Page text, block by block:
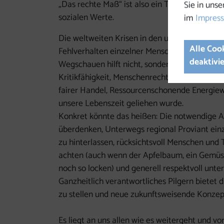
„Das rechte Maß“ ist also ein Thema unser
sozialen Werte.
Die weltweiten Krisen in den
Fehlverhalten einzelner Menschen sondern
Wegschauen hilft nicht, sondern ein
Kritikfähigkeit, Menschenrechte, Solidarität,
fairer Handel, Ressourcenschonende
unsere Lebenszeit geliehen wurde.
Konkret könnte das heißen: Die notwendige
überdenken, Unterwegs regional Proviant
zu hinterlassen, rücksichtsvoll Menschen
achten (auch wenn der Apfelbaum, ein
noch so locken) und generell respektvoll
Ganzheitlich verantwortliches Pilgern bietet
zu stellen und neue zukunftsweisende
Es liegt an uns allen wie es weitergeht und
Sie in
im
Alle